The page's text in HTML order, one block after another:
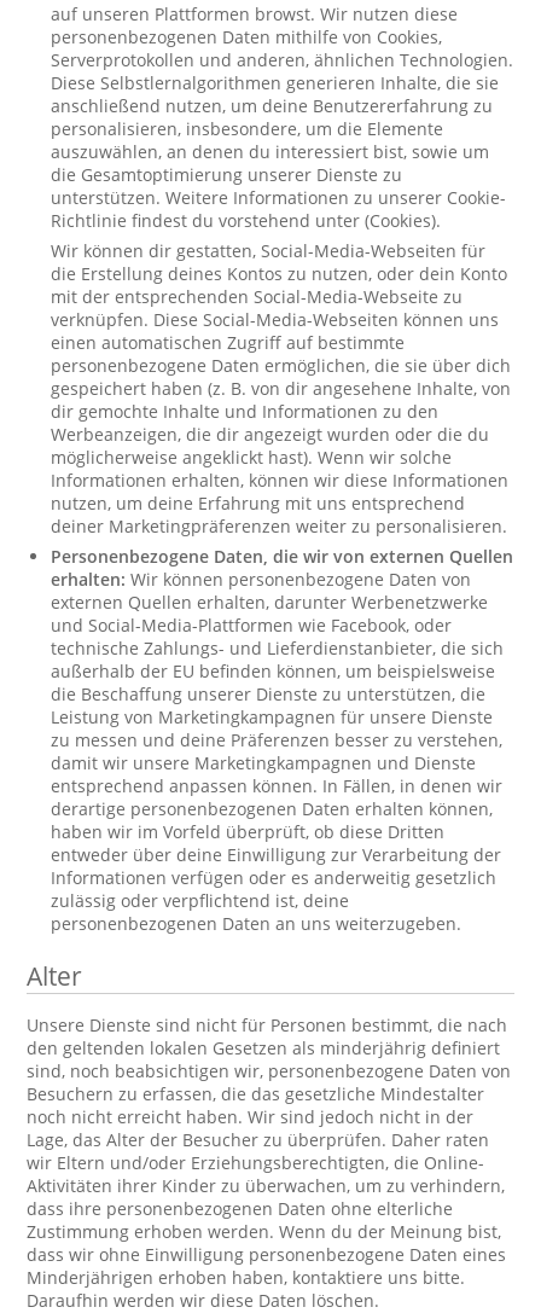
auf unseren Plattformen browst. Wir nutzen diese
personenbezogenen Daten mithilfe von Cookies,
Serverprotokollen und anderen, ähnlichen Technologien.
Diese Selbstlernalgorithmen generieren Inhalte, die sie
anschließend nutzen, um deine Benutzererfahrung zu
personalisieren, insbesondere, um die Elemente
auszuwählen, an denen du interessiert bist, sowie um
die Gesamtoptimierung unserer Dienste zu
unterstützen. Weitere Informationen zu unserer Cookie-
Richtlinie findest du vorstehend unter (Cookies).
Wir können dir gestatten, Social-Media-Webseiten für
die Erstellung deines Kontos zu nutzen, oder dein Konto
mit der entsprechenden Social-Media-Webseite zu
verknüpfen. Diese Social-Media-Webseiten können uns
einen automatischen Zugriff auf bestimmte
personenbezogene Daten ermöglichen, die sie über dich
gespeichert haben (z. B. von dir angesehene Inhalte, von
dir gemochte Inhalte und Informationen zu den
Werbeanzeigen, die dir angezeigt wurden oder die du
möglicherweise angeklickt hast). Wenn wir solche
Informationen erhalten, können wir diese Informationen
nutzen, um deine Erfahrung mit uns entsprechend
deiner Marketingpräferenzen weiter zu personalisieren.
Personenbezogene Daten, die wir von externen Quellen
erhalten: Wir können personenbezogene Daten von
externen Quellen erhalten, darunter Werbenetzwerke
und Social-Media-Plattformen wie Facebook, oder
technische Zahlungs- und Lieferdienstanbieter, die sich
außerhalb der EU befinden können, um beispielsweise
die Beschaffung unserer Dienste zu unterstützen, die
Leistung von Marketingkampagnen für unsere Dienste
zu messen und deine Präferenzen besser zu verstehen,
damit wir unsere Marketingkampagnen und Dienste
entsprechend anpassen können. In Fällen, in denen wir
derartige personenbezogenen Daten erhalten können,
haben wir im Vorfeld überprüft, ob diese Dritten
entweder über deine Einwilligung zur Verarbeitung der
Informationen verfügen oder es anderweitig gesetzlich
zulässig oder verpflichtend ist, deine
personenbezogenen Daten an uns weiterzugeben.
Alter
Unsere Dienste sind nicht für Personen bestimmt, die nach
den geltenden lokalen Gesetzen als minderjährig definiert
sind, noch beabsichtigen wir, personenbezogene Daten von
Besuchern zu erfassen, die das gesetzliche Mindestalter
noch nicht erreicht haben. Wir sind jedoch nicht in der
Lage, das Alter der Besucher zu überprüfen. Daher raten
wir Eltern und/oder Erziehungsberechtigten, die Online-
Aktivitäten ihrer Kinder zu überwachen, um zu verhindern,
dass ihre personenbezogenen Daten ohne elterliche
Zustimmung erhoben werden. Wenn du der Meinung bist,
dass wir ohne Einwilligung personenbezogene Daten eines
Minderjährigen erhoben haben, kontaktiere uns bitte.
Daraufhin werden wir diese Daten löschen.